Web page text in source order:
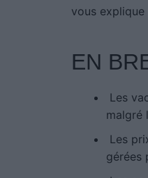
vous
EN
Les
malgré
Les
gérées